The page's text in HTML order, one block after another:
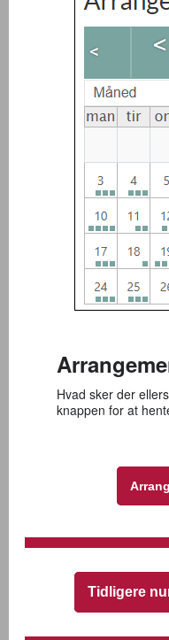
Hvad sker der
knappen for at
Tidligere